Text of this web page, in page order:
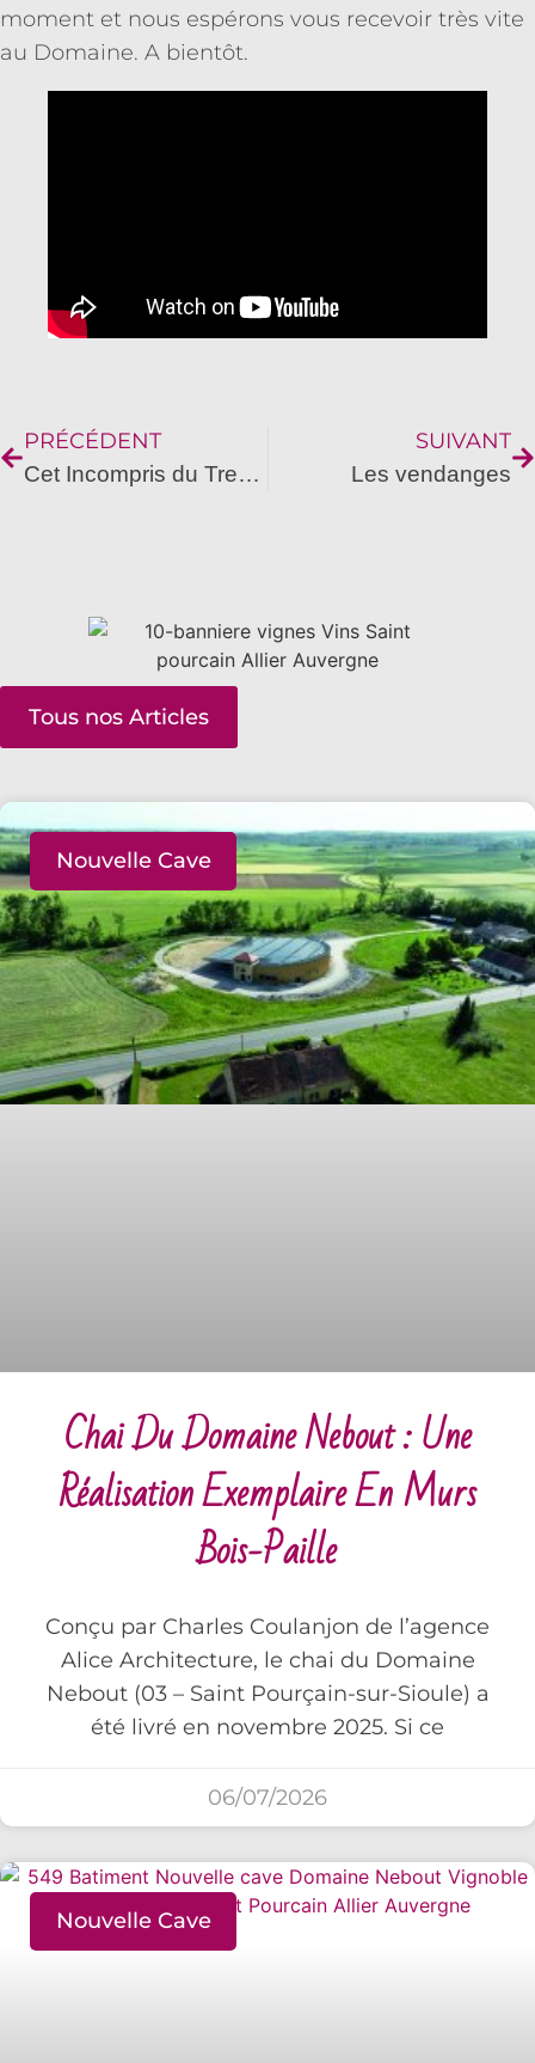
moment et nous espérons vous recevoir très vite
au Domaine. A bientôt.
PRÉCÉDENT
Cet Incompris du Tressallier
SUIVANT
Les vendanges
Tous nos Articles
Nouvelle Cave
Chai Du Domaine Nebout : Une
Réalisation Exemplaire En Murs
Bois-Paille
Conçu par Charles Coulanjon de l’agence
Alice Architecture, le chai du Domaine
Nebout (03 – Saint Pourçain-sur-Sioule) a
été livré en novembre 2025. Si ce
06/07/2026
Nouvelle Cave